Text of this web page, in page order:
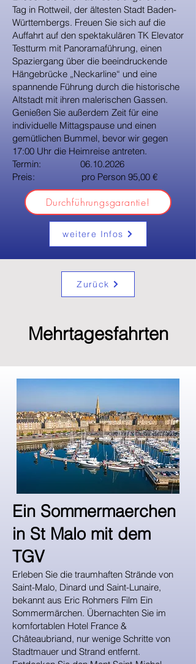
Tag in Rottweil, der ältesten Stadt Baden-
Württembergs. Freuen Sie sich auf die
Auffahrt auf den spektakulären TK Elevator
Testturm mit Panoramaführung, einen
Spaziergang über die beeindruckende
Hängebrücke „Neckarline“ und eine
spannende Führung durch die historische
Altstadt mit ihren malerischen Gassen.
Genießen Sie außerdem Zeit für eine
individuelle Mittagspause und einen
gemütlichen Bummel, bevor wir gegen
17:00 Uhr die Heimreise antreten.
Termin: 06.10.2026
Preis: pro Person 95,00 €
Durchführungsgarantie!
weitere Infos
Zurück
Mehrtagesfahrten
Ein Sommermaerchen
in St Malo mit dem
TGV
Erleben Sie die traumhaften Strände von
Saint-Malo, Dinard und Saint-Lunaire,
bekannt aus Eric Rohmers Film Ein
Sommermärchen. Übernachten Sie im
komfortablen Hotel France &
Châteaubriand, nur wenige Schritte von
Stadtmauer und Strand entfernt.